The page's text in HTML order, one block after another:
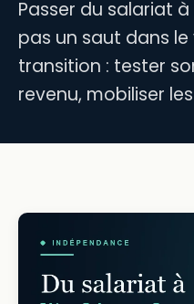
Passer du salariat
pas un saut dans le
transition : tester
revenu, mobiliser